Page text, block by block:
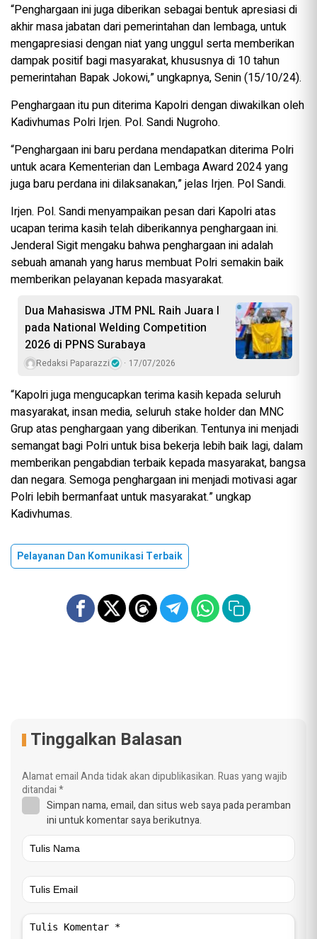
“Penghargaan ini juga diberikan sebagai bentuk apresiasi di
akhir masa jabatan dari pemerintahan dan lembaga, untuk
mengapresiasi dengan niat yang unggul serta memberikan
dampak positif bagi masyarakat, khususnya di 10 tahun
pemerintahan Bapak Jokowi,” ungkapnya, Senin (15/10/24).
Penghargaan itu pun diterima Kapolri dengan diwakilkan oleh
Kadivhumas Polri Irjen. Pol. Sandi Nugroho.
“Penghargaan ini baru perdana mendapatkan diterima Polri
untuk acara Kementerian dan Lembaga Award 2024 yang
juga baru perdana ini dilaksanakan,” jelas Irjen. Pol Sandi.
Irjen. Pol. Sandi menyampaikan pesan dari Kapolri atas
ucapan terima kasih telah diberikannya penghargaan ini.
Jenderal Sigit mengaku bahwa penghargaan ini adalah
sebuah amanah yang harus membuat Polri semakin baik
memberikan pelayanan kepada masyarakat.
Dua Mahasiswa JTM PNL Raih Juara I
pada National Welding Competition
2026 di PPNS Surabaya
Redaksi Paparazzi 17/07/2026
“Kapolri juga mengucapkan terima kasih kepada seluruh
masyarakat, insan media, seluruh stake holder dan MNC
Grup atas penghargaan yang diberikan. Tentunya ini menjadi
semangat bagi Polri untuk bisa bekerja lebih baik lagi, dalam
memberikan pengabdian terbaik kepada masyarakat, bangsa
dan negara. Semoga penghargaan ini menjadi motivasi agar
Polri lebih bermanfaat untuk masyarakat.” ungkap
Kadivhumas.
Pelayanan Dan Komunikasi Terbaik
Tinggalkan Balasan
Alamat email Anda tidak akan dipublikasikan.Ruas yang wajib
ditandai*
Simpan nama, email, dan situs web saya pada peramban
ini untuk komentar saya berikutnya.